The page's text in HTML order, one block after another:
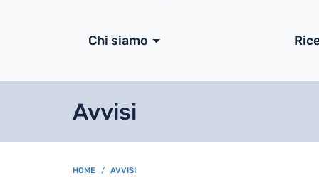
Navigazione
Chi siamo
Avvisi
BREADCRUMB
HOME AVVISI